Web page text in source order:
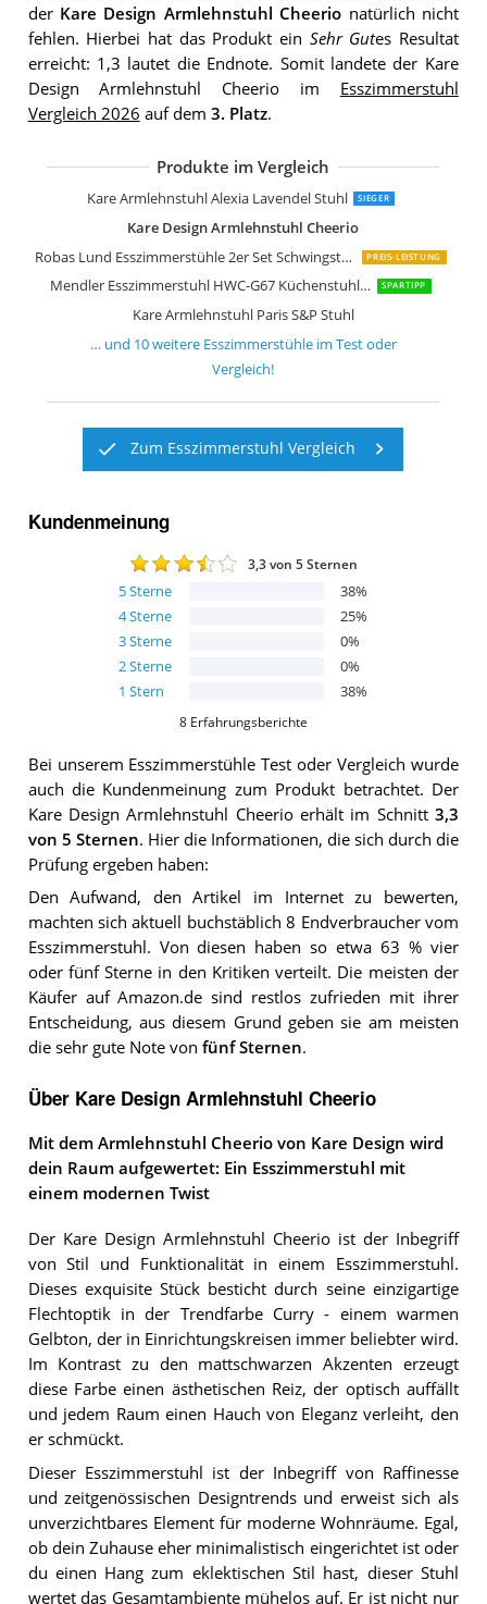
der Kare Design Armlehnstuhl Cheerio natürlich nicht
fehlen. Hierbei hat das Produkt ein Sehr Gutes Resultat
erreicht: 1,3 lautet die Endnote. Somit landete der Kare
Design Armlehnstuhl Cheerio im Esszimmerstuhl
Vergleich 2026 auf dem 3. Platz.
Produkte im Vergleich
Kare Armlehnstuhl Alexia Lavendel Stuhl SIEGER
Kare Design Armlehnstuhl Cheerio
Robas Lund Esszimmerstühle 2er Set Schwingstuhl Petrol
PREIS-LEISTUNG
Mendler Esszimmerstuhl HWC-G67 Küchenstuhl Stuhl SPARTIPP
Kare Armlehnstuhl Paris S&P Stuhl
Kare Armlehnstuhl Monaco Nougat
Kare Design Stuhl Ko Lanta 2er Set
B&D home Esszimmerstuhl drehbar
Kare Design Stuhl Lara 2er Set
AC Design Furniture Trine
… und 10weitere Esszimmerstühleim Test oder
Vergleich!
Zum Esszimmerstuhl Vergleich
Kundenmeinung
3,3von 5 Sternen
5Sterne 38%
4Sterne 25%
3Sterne 0%
2Sterne 0%
1 Stern 38%
8 Erfahrungsberichte
Bei unserem Esszimmerstühle Test oder Vergleich wurde
auch die Kundenmeinung zum Produkt betrachtet. Der
Kare Design Armlehnstuhl Cheerioerhält im Schnitt 3,3
von 5 Sternen. Hier die Informationen, die sich durch die
Prüfung ergeben haben:
Den Aufwand, den Artikel im Internet zu bewerten,
machten sich aktuell buchstäblich 8 Endverbraucher vom
Esszimmerstuhl. Von diesen haben so etwa 63 % vier
oder fünf Sterne in den Kritiken verteilt. Die meisten der
Käufer auf Amazon.de sind restlos zufrieden mit ihrer
Entscheidung, aus diesem Grund geben sie am meisten
die sehr gute Note von fünf Sternen.
Über Kare Design Armlehnstuhl Cheerio
Mit dem Armlehnstuhl Cheerio von Kare Design wird
dein Raum aufgewertet: Ein Esszimmerstuhl mit
einem modernen Twist
Der Kare Design Armlehnstuhl Cheerio ist der Inbegriff
von Stil und Funktionalität in einem Esszimmerstuhl.
Dieses exquisite Stück besticht durch seine einzigartige
Flechtoptik in der Trendfarbe Curry - einem warmen
Gelbton, der in Einrichtungskreisen immer beliebter wird.
Im Kontrast zu den mattschwarzen Akzenten erzeugt
diese Farbe einen ästhetischen Reiz, der optisch auffällt
und jedem Raum einen Hauch von Eleganz verleiht, den
er schmückt.
Dieser Esszimmerstuhl ist der Inbegriff von Raffinesse
und zeitgenössischen Designtrends und erweist sich als
unverzichtbares Element für moderne Wohnräume. Egal,
ob dein Zuhause eher minimalistisch eingerichtet ist oder
du einen Hang zum eklektischen Stil hast, dieser Stuhl
wertet das Gesamtambiente mühelos auf. Er ist nicht nur